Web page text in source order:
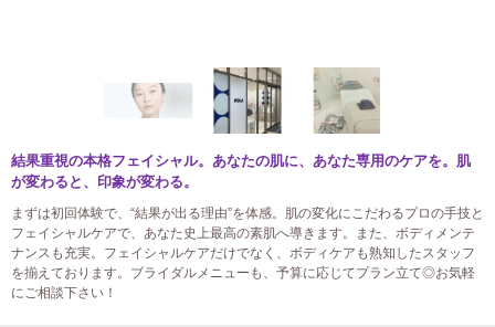
結果重視の本格フェイシャル。あなたの肌に、あなた専用のケアを。肌
が変わると、印象が変わる。
まずは初回体験で、“結果が出る理由”を体感。肌の変化にこだわるプロの手技と
フェイシャルケアで、あなた史上最高の素肌へ導きます。また、ボディメンテ
ナンスも充実。フェイシャルケアだけでなく、ボディケアも熟知したスタッフ
を揃えております。ブライダルメニューも、予算に応じてプラン立て◎お気軽
にご相談下さい！